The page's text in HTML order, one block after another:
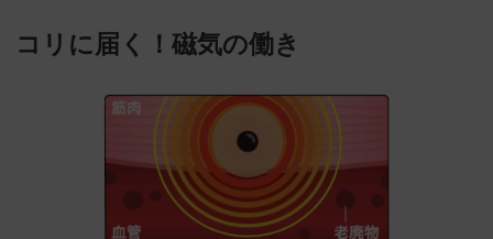
コリに届く！磁気の働き